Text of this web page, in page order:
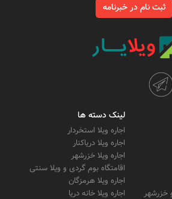
ثبت نام در خبرنامه
و خزرشهر
لینک دسته ها
اجاره ویلا استخردار
اجاره ویلا دریاکنار
اجاره ویلا خزرشهر
اقامتگاه بوم گردی و ویلا سنتی
اجاره ویلا هرمزگان
اجاره ویلا خانه دریا